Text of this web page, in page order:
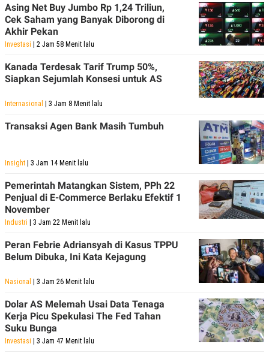
Asing Net Buy Jumbo Rp 1,24 Triliun,
Cek Saham yang Banyak Diborong di
Akhir Pekan
Investasi | 2 Jam 58 Menit lalu
Kanada Terdesak Tarif Trump 50%,
Siapkan Sejumlah Konsesi untuk AS
Internasional | 3 Jam 8 Menit lalu
Transaksi Agen Bank Masih Tumbuh
Insight | 3 Jam 14 Menit lalu
Pemerintah Matangkan Sistem, PPh 22
Penjual di E-Commerce Berlaku Efektif 1
November
Industri | 3 Jam 22 Menit lalu
Peran Febrie Adriansyah di Kasus TPPU
Belum Dibuka, Ini Kata Kejagung
Nasional | 3 Jam 26 Menit lalu
Dolar AS Melemah Usai Data Tenaga
Kerja Picu Spekulasi The Fed Tahan
Suku Bunga
Investasi | 3 Jam 47 Menit lalu